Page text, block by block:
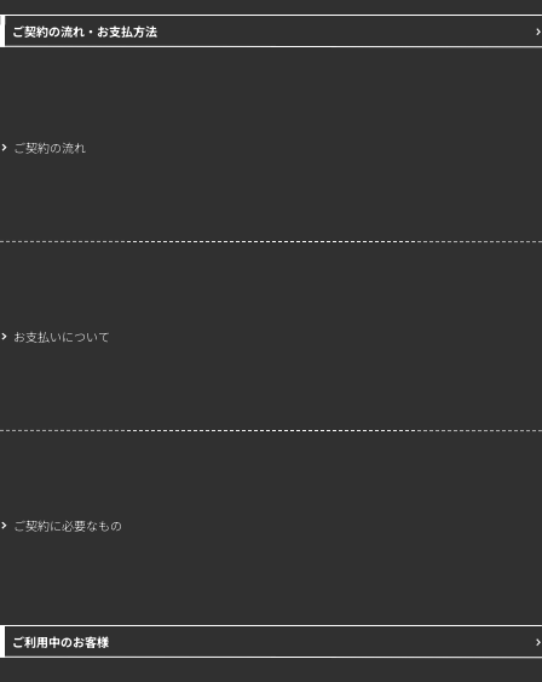
ご契約の流れ・お支払方法
ご契約の流れ
お支払いについて
ご契約に必要なもの
ご利用中のお客様